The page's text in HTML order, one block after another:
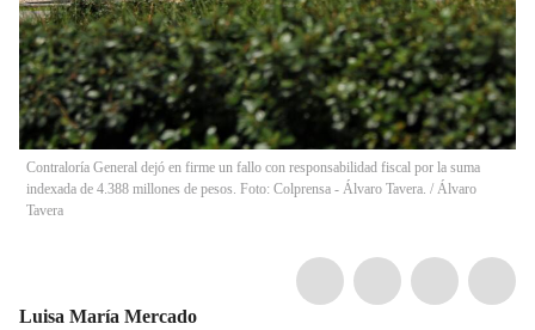
Contraloría General dejó en firme un fallo con responsabilidad fiscal por la suma
indexada de 4.388 millones de pesos. Foto: Colprensa - Álvaro Tavera. / Álvaro
Tavera
Luisa María Mercado